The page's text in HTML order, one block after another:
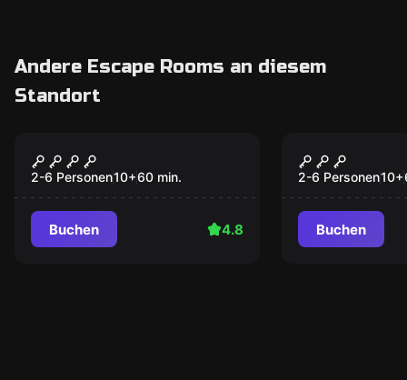
Andere Escape Rooms an diesem
Standort
Populär
Der Zauberer
2-6 Personen10+60 min.
Buchen 4.8
Populär
Die Rache
2-6 Personen10+
Buchen